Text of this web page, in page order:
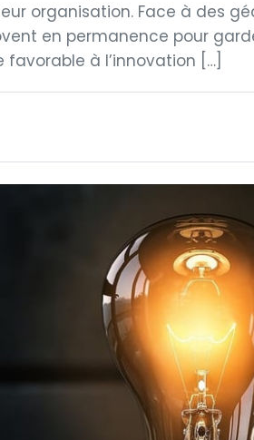
organisation. Face à des
en permanence pour
à l’innovation […]